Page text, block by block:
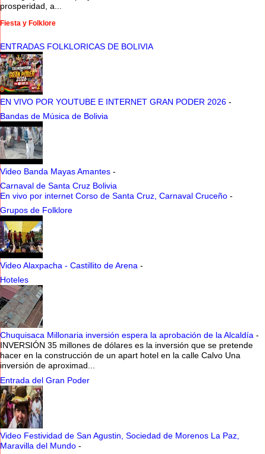
prosperidad, a...
Fiesta y Folklore
ENTRADAS FOLKLORICAS DE BOLIVIA
EN VIVO POR YOUTUBE E INTERNET GRAN PODER 2026 -
Bandas de Música de Bolivia
Video Banda Mayas Amantes -
Carnaval de Santa Cruz Bolivia
En vivo por internet Corso de Santa Cruz, Carnaval Cruceño -
Grupos de Folklore
Video Alaxpacha - Castillito de Arena -
Hoteles
Chuquisaca Millonaria inversión espera la aprobación de la Alcaldía -
INVERSIÓN 35 millones de dólares es la inversión que se pretende
hacer en la construcción de un apart hotel en la calle Calvo Una
inversión de aproximad...
Entrada del Gran Poder
Video Festividad de San Agustin, Sociedad de Morenos La Paz,
Maravilla del Mundo -